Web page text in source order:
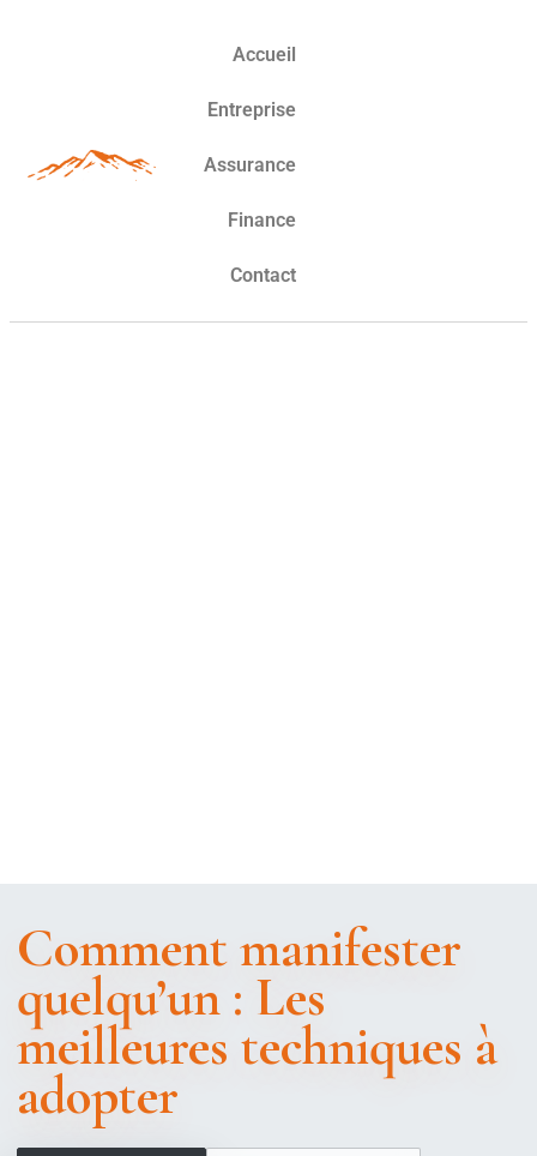
Accueil
Entreprise
Assurance
Finance
Contact
Comment manifester
quelqu’un : Les
meilleures techniques à
adopter